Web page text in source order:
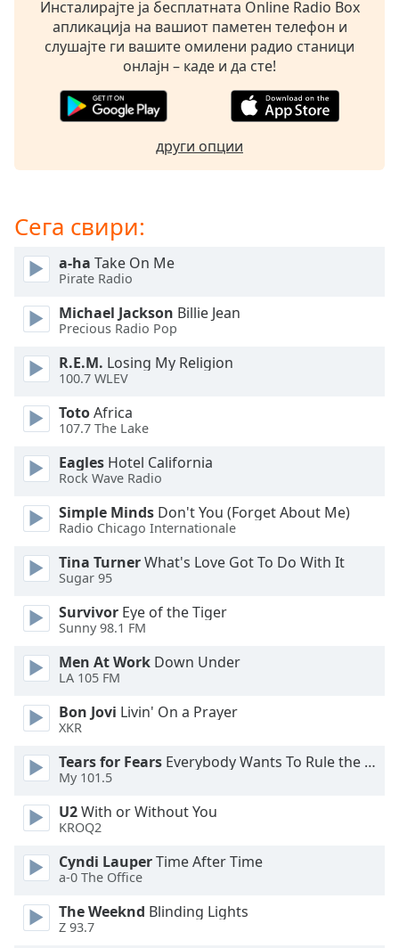
Text
Color
Opacity
Text
Background
Color
Opacity
Caption
Area
Color
Opacity
Font
Size
Text
Edge
Style
Font
Reset
Done
Инсталирајте ја бесплатната Online Radio Box
апликација на вашиот паметен телефон и
слушајте ги вашите омилени радио станици
онлајн – каде и да сте!
други опции
Сега свири:
a-ha Take On Me
Pirate Radio
Michael Jackson Billie Jean
Precious Radio Pop
R.E.M. Losing My Religion
100.7 WLEV
TotoAfrica
107.7 The Lake
Eagles Hotel California
Rock Wave Radio
Simple Minds Don't You (Forget About Me)
Radio Chicago Internationale
Tina TurnerWhat's Love Got To Do With It
Sugar 95
Survivor Eye of the Tiger
Sunny 98.1 FM
Men At Work Down Under
LA 105 FM
Bon Jovi Livin' On a Prayer
XKR
Tears for Fears Everybody Wants To Rule the World
My 101.5
U2With or Without You
KROQ2
Cyndi LauperTime After Time
a-0 The Office
The Weeknd Blinding Lights
Z 93.7